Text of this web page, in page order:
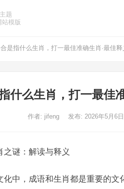
题
站模版
是指什么生肖，打一最佳准确生肖·最佳
什么生肖，打一最佳
作者: jifeng 发布: 2026年5月6日
之谜：解读与释义
化中，成语和生肖都是重要的文